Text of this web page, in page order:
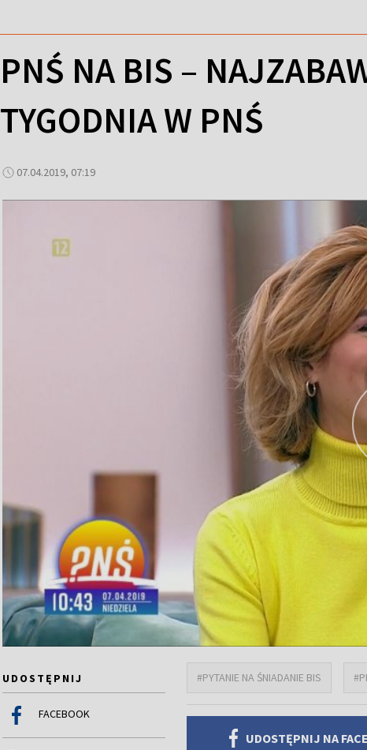
PNŚ NA BIS –
TYGODNIA W PNŚ
07.04.2019, 07:19
UDOSTĘPNIJ
FACEBOOK
#PYTANIE NA ŚNIADANIE BIS
UDOSTĘPNIJ NA